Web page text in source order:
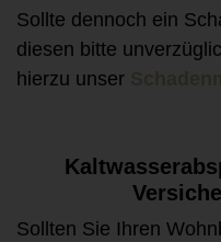
Sollte dennoch ein
diesen bitte
hierzu unser
Sollten Sie Ihren